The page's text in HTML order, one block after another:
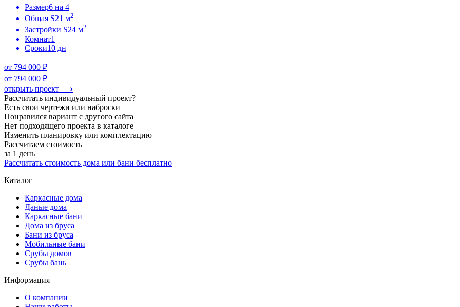
Размер6 на 4
Общая S21 м2
Застройки S24 м2
Комнат1
Сроки10 дн
от 794 000 ₽
от 794 000 ₽
открыть проект ⟶
Рассчитать индивидуальный проект?
Есть свои чертежи или наброски
Понравился вариант с другого сайта
Нет подходящего проекта в каталоге
Изменить планировку или комплектацию
Рассчитаем стоимость
за 1 день
Рассчитать стоимость дома или бани бесплатно
Каталог
Каркасные дома
Даные дома
Каркасные бани
Дома из бруса
Бани из бруса
Мобильные бани
Срубы домов
Срубы бань
Информация
О компании